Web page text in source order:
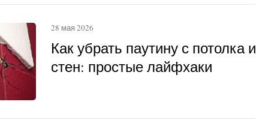
Как убрать паутину с потолка и
стен: простые лайфхаки
28 мая 2026